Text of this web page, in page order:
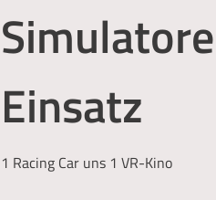
1 Racing Car uns 1 VR-Kino
Einsatz